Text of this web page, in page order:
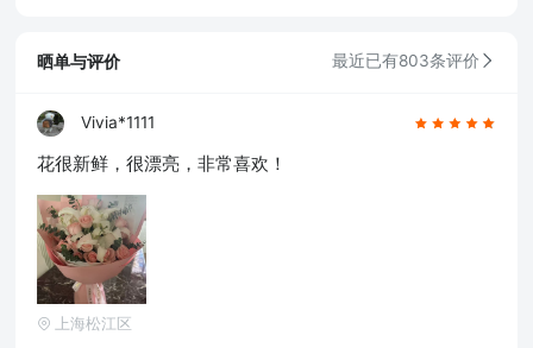
晒单与评价 最近已有803条评价
Vivia*1111
花很新鲜，很漂亮，非常喜欢！
上海松江区